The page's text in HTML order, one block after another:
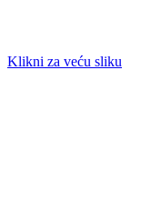
Klikni za veću sliku